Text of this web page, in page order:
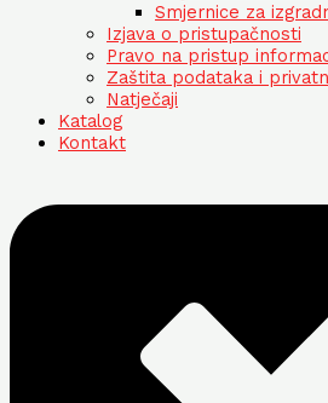
Smjernice za
Izjava o pristupačnosti
Pravo na pristup
Zaštita podataka i
Natječaji
Katalog
Kontakt